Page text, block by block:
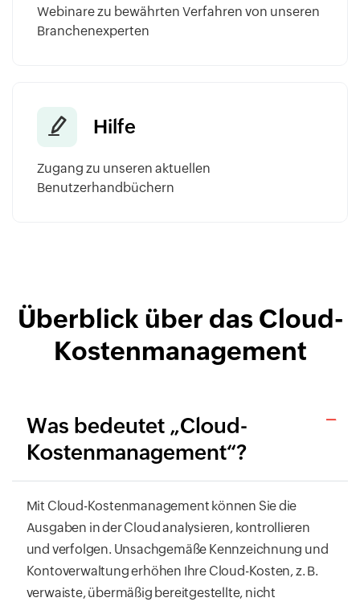
Webinare zu bewährten Verfahren von unseren
Branchenexperten
Hilfe
Zugang zu unseren aktuellen
Benutzerhandbüchern
Überblick über das Cloud-
Kostenmanagement
Was bedeutet „Cloud-
Kostenmanagement“?
Mit Cloud-Kostenmanagement können Sie die
Ausgaben in der Cloud analysieren, kontrollieren
und verfolgen. Unsachgemäße Kennzeichnung und
Kontoverwaltung erhöhen Ihre Cloud-Kosten, z. B.
verwaiste, übermäßig bereitgestellte, nicht